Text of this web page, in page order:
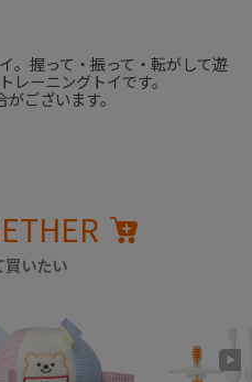
。握って・振って・転がして遊
レーニングトイです。
ございます。
買いたい